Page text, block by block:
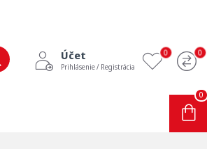
Účet
Prihlásenie / Registrácia
0 0
0